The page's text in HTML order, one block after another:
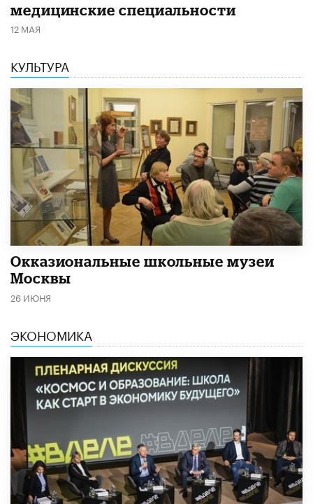
медицинские специальности
12 МАЯ
КУЛЬТУРА
​Окказиональные школьные музеи
Москвы
26 ИЮНЯ
ЭКОНОМИКА